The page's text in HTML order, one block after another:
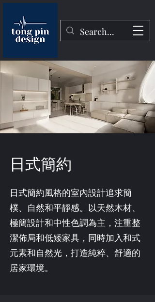
日式簡約
日式簡約風格的室內設計追求簡
樸、自然和平靜感。以天然木材、
極簡設計和中性色調為主，注重整
潔佈局和低矮家具，同時加入和式
元素和自然光，打造純粹、舒適的
居家環境。